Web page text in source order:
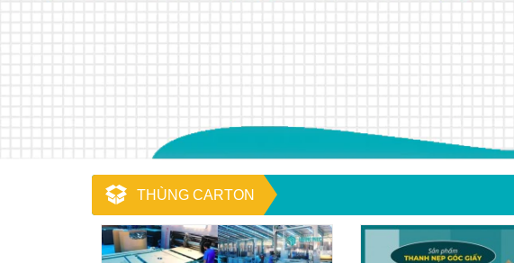
THÙNG CARTON